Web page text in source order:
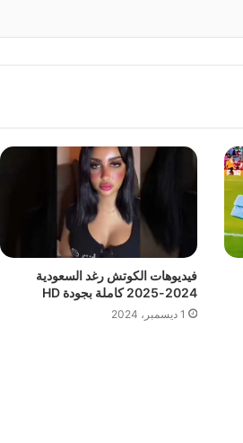
فيديوهات الكوتش رغد السعودية
2024-2025 كاملة بجودة HD
1 ديسمبر، 2024